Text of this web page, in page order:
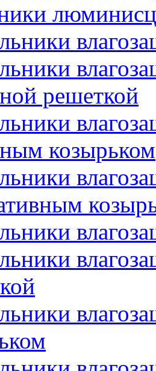
решеткой
козырьком